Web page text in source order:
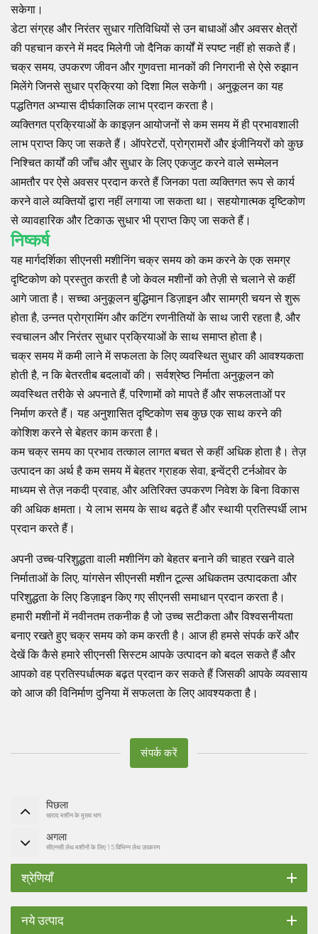
सकेगा।
डेटा संग्रह और निरंतर सुधार गतिविधियों से उन बाधाओं और अवसर क्षेत्रों
की पहचान करने में मदद मिलेगी जो दैनिक कार्यों में स्पष्ट नहीं हो सकते हैं।
चक्र समय, उपकरण जीवन और गुणवत्ता मानकों की निगरानी से ऐसे रुझान
मिलेंगे जिनसे सुधार प्रक्रिया को दिशा मिल सकेगी। अनुकूलन का यह
पद्धतिगत अभ्यास दीर्घकालिक लाभ प्रदान करता है।
व्यक्तिगत प्रक्रियाओं के काइज़न आयोजनों से कम समय में ही प्रभावशाली
लाभ प्राप्त किए जा सकते हैं। ऑपरेटरों, प्रोग्रामरों और इंजीनियरों को कुछ
निश्चित कार्यों की जाँच और सुधार के लिए एकजुट करने वाले सम्मेलन
आमतौर पर ऐसे अवसर प्रदान करते हैं जिनका पता व्यक्तिगत रूप से कार्य
करने वाले व्यक्तियों द्वारा नहीं लगाया जा सकता था। सहयोगात्मक दृष्टिकोण
से व्यावहारिक और टिकाऊ सुधार भी प्राप्त किए जा सकते हैं।
निष्कर्ष
यह मार्गदर्शिका सीएनसी मशीनिंग चक्र समय को कम करने के एक समग्र
दृष्टिकोण को प्रस्तुत करती है जो केवल मशीनों को तेज़ी से चलाने से कहीं
आगे जाता है। सच्चा अनुकूलन बुद्धिमान डिज़ाइन और सामग्री चयन से शुरू
होता है, उन्नत प्रोग्रामिंग और कटिंग रणनीतियों के साथ जारी रहता है, और
स्वचालन और निरंतर सुधार प्रक्रियाओं के साथ समाप्त होता है।
चक्र समय में कमी लाने में सफलता के लिए व्यवस्थित सुधार की आवश्यकता
होती है, न कि बेतरतीब बदलावों की। सर्वश्रेष्ठ निर्माता अनुकूलन को
व्यवस्थित तरीके से अपनाते हैं, परिणामों को मापते हैं और सफलताओं पर
निर्माण करते हैं। यह अनुशासित दृष्टिकोण सब कुछ एक साथ करने की
कोशिश करने से बेहतर काम करता है।
कम चक्र समय का प्रभाव तत्काल लागत बचत से कहीं अधिक होता है। तेज़
उत्पादन का अर्थ है कम समय में बेहतर ग्राहक सेवा, इन्वेंट्री टर्नओवर के
माध्यम से तेज़ नकदी प्रवाह, और अतिरिक्त उपकरण निवेश के बिना विकास
की अधिक क्षमता। ये लाभ समय के साथ बढ़ते हैं और स्थायी प्रतिस्पर्धी लाभ
प्रदान करते हैं।
अपनी उच्च-परिशुद्धता वाली मशीनिंग को बेहतर बनाने की चाहत रखने वाले
निर्माताओं के लिए, यांगसेन सीएनसी मशीन टूल्स अधिकतम उत्पादकता और
परिशुद्धता के लिए डिज़ाइन किए गए सीएनसी समाधान प्रदान करता है।
हमारी मशीनों में नवीनतम तकनीक है जो उच्च सटीकता और विश्वसनीयता
बनाए रखते हुए चक्र समय को कम करती है। आज ही हमसे संपर्क करें और
देखें कि कैसे हमारे सीएनसी सिस्टम आपके उत्पादन को बदल सकते हैं और
आपको वह प्रतिस्पर्धात्मक बढ़त प्रदान कर सकते हैं जिसकी आपके व्यवसाय
को आज की विनिर्माण दुनिया में सफलता के लिए आवश्यकता है।
संपर्क करें
पिछला
खराद मशीन के मुख्य भाग
अगला
सीएनसी लेथ मशीनों के लिए 15 विभिन्न लेथ उपकरण
श्रेणियाँ
नये उत्पाद